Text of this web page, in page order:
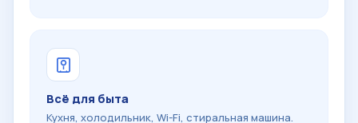
Всё для быта
Кухня, холодильник, Wi-Fi, стиральная машина.